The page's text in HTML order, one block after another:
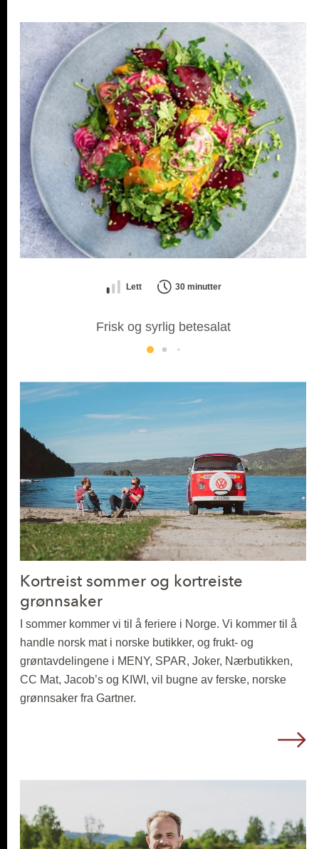
Lett 30 minutter
Frisk og syrlig betesalat
Kortreist sommer og kortreiste
grønnsaker
I sommer kommer vi til å feriere i Norge. Vi kommer til å
handle norsk mat i norske butikker, og frukt- og
grøntavdelingene i MENY, SPAR, Joker, Nærbutikken,
CC Mat, Jacob’s og KIWI, vil bugne av ferske, norske
grønnsaker fra Gartner.